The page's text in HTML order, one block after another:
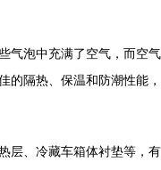
气泡中充满了空气，而空气
的隔热、保温和防潮性能，
层、冷藏车箱体衬垫等，有